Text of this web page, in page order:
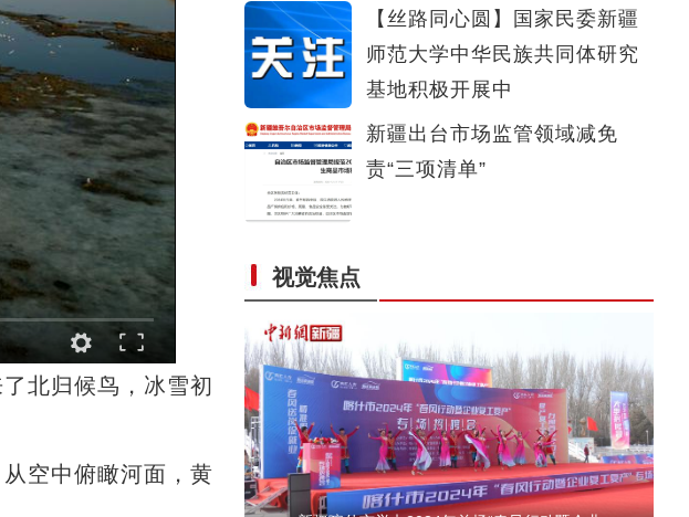
北归候鸟，冰雪初
空中俯瞰河面，黄
【丝路同心圆】国家民委新疆
师范大学中华民族共同体研究
基地积极开展中
新疆出台市场监管领域减免
责“三项清单”
视觉焦点
新疆阜康市2024年全民健康体检工作正式启动
新疆喀拉托海湖现冰裂景观